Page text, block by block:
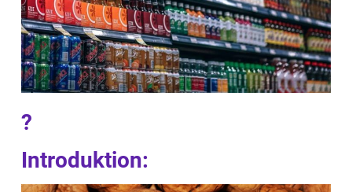
?
Introduktion: